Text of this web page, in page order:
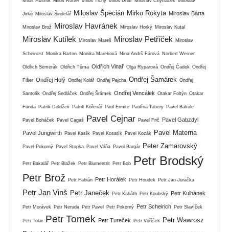
Jirků Miloslav Šindelář Miloslav Špecián Mirko Rokyta Miroslav Bárta
Miroslav Brož Miroslav Havránek Miroslav Horký Miroslav Kutal
Miroslav Kutílek Miroslav Mareš Miroslav Petříček Miroslav
Scheinost Monika Barton Monika Mareková Nina Andrš Fárová Norbert Werner
Oldřich Semerák Oldřich Tůma Oldřich Vinař Olga Ryparová Ondřej Čadek Ondřej
Fišer Ondřej Holý Ondřej Kolář Ondřej Pejcha Ondřej Šamárek Ondřej
Santolík Ondřej Sedláček Ondřej Šrámek Ondřej Vencálek Otakar Foltýn Otakar
Funda Patrik Doldžev Patrik Kořenář Paul Ermite Paulína Tabery Pavel Bakule
Pavel Boháček Pavel Cagaš Pavel Cejnar Pavel Frič Pavel Gabzdyl
Pavel Jungwirth Pavel Kasík Pavel Kosatík Pavel Kozák Pavel Materna
Pavel Pokorný Pavel Stopka Pavel Váňa Pavol Bargár Peter Zamarovský
Petr Bakalář Petr Blažek Petr Blumentrit Petr Bob Petr Brodský
Petr Brož Petr Fabián Petr Horálek Petr Houdek Petr Jan Juračka
Petr Jan Vinš Petr Janeček Petr Kabáth Petr Koubský Petr Kulhánek
Petr Morávek Petr Neruda Petr Pavel Petr Pokorný Petr Scheirich Petr Slavíček
Petr Tolar Petr Tomek Petr Tureček Petr Voříšek
Petr Wawrosz